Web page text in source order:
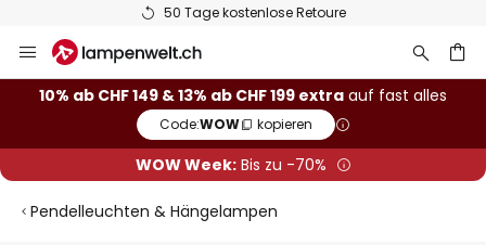
50 Tage kostenlose Retoure
Inhalt
springen
10% ab CHF 149 & 13% ab CHF 199 extra auf fast alles
Code:WOW kopieren
WOW Week:Bis zu -70%
Pendelleuchten & Hängelampen